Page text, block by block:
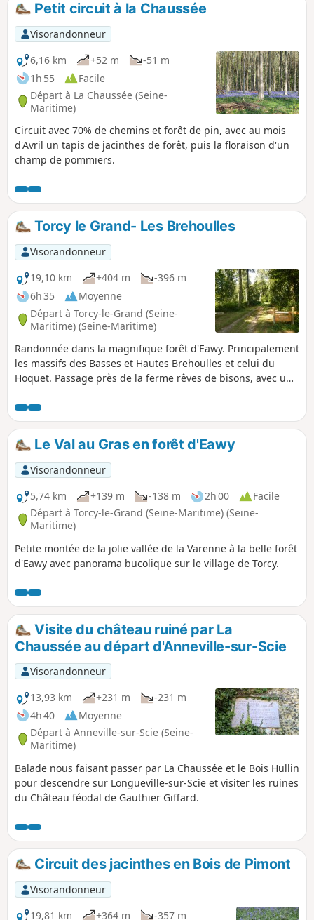
Petit circuit à la Chaussée
Visorandonneur
6,16 km
+52 m
-51 m
1h 55
Facile
Départ à La Chaussée (Seine-
Maritime)
Circuit avec 70% de chemins et forêt de pin, avec au mois
d'Avril un tapis de jacinthes de forêt, puis la floraison d'un
champ de pommiers.
Torcy le Grand- Les Brehoulles
Visorandonneur
19,10 km
+404 m
-396 m
6h 35
Moyenne
Départ à Torcy-le-Grand (Seine-
Maritime) (Seine-Maritime)
Randonnée dans la magnifique forêt d'Eawy. Principalement
les massifs des Basses et Hautes Brehoulles et celui du
Hoquet. Passage près de la ferme rêves de bisons, avec un
animaux.
Le Val au Gras en forêt d'Eawy
Visorandonneur
5,74 km
+139 m -138 m 2h 00
Facile
Départ à Torcy-le-Grand (Seine-Maritime) (Seine-
Maritime)
Petite montée de la jolie vallée de la Varenne à la belle forêt
d'Eawy avec panorama bucolique sur le village de Torcy.
Visite du château ruiné par La
Chaussée au départ d'Anneville-sur-Scie
Visorandonneur
13,93 km
+231 m
-231 m
4h 40
Moyenne
Départ à Anneville-sur-Scie (Seine-
Maritime)
Balade nous faisant passer par La Chaussée et le Bois Hullin
pour descendre sur Longueville-sur-Scie et visiter les ruines
du Château féodal de Gauthier Giffard.
Circuit des jacinthes en Bois de Pimont
Visorandonneur
19,81 km
+364 m
-357 m